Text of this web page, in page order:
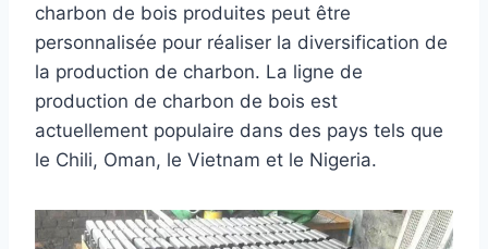
charbon de bois produites peut être
personnalisée pour réaliser la diversification de
la production de charbon. La ligne de
production de charbon de bois est
actuellement populaire dans des pays tels que
le Chili, Oman, le Vietnam et le Nigeria.